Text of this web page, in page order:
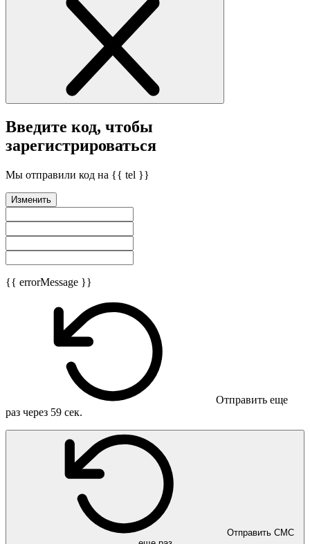
Введите код, чтобы
зарегистрироваться
Мы отправили код на {{ tel }}
Изменить
{{ errorMessage }}
Отправить еще
раз через 59 сек.